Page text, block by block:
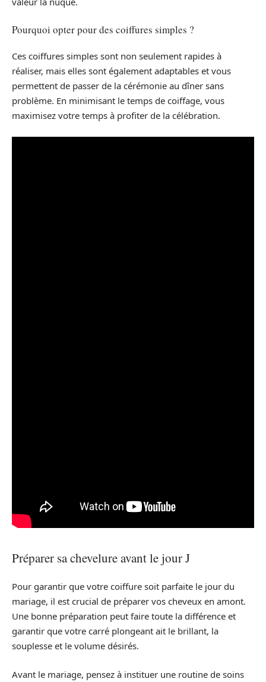
Pourquoi opter pour des coiffures simples ?
Ces coiffures simples sont non seulement rapides à
réaliser, mais elles sont également adaptables et vous
permettent de passer de la cérémonie au dîner sans
problème. En minimisant le temps de coiffage, vous
maximisez votre temps à profiter de la célébration.
Préparer sa chevelure avant le jour J
Pour garantir que votre coiffure soit parfaite le jour du
mariage, il est crucial de préparer vos cheveux en amont.
Une bonne préparation peut faire toute la différence et
garantir que votre carré plongeant ait le brillant, la
souplesse et le volume désirés.
Avant le mariage, pensez à instituer une routine de soins